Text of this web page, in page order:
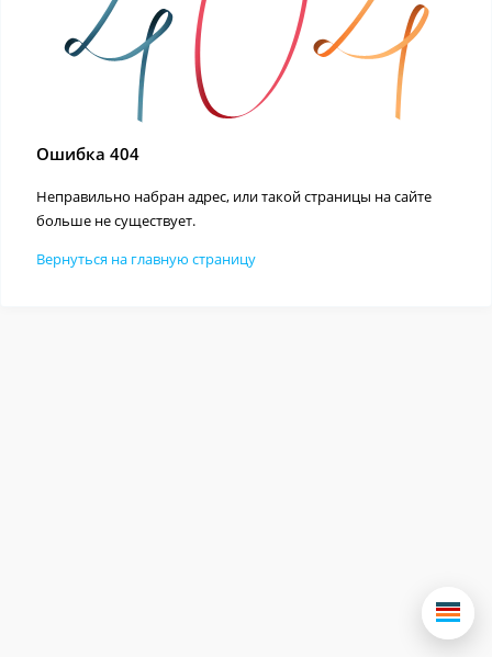
Ошибка 404
Неправильно набран адрес, или такой страницы на сайте
больше не существует.
Вернуться на главную страницу